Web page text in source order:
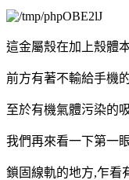
這金屬殼在加上殼體
前方有著不輸給手機
至於有機氣體污染的
我們再來看一下第一
鎖固線軌的地方,乍看